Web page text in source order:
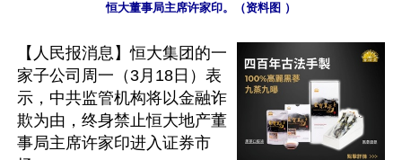
恒大董事局主席许家印。（资料图 ）
【人民报消息】恒大集团的一
家子公司周一（3月18日）表
示，中共监管机构将以金融诈
欺为由，终身禁止恒大地产董
事局主席许家印进入证券市